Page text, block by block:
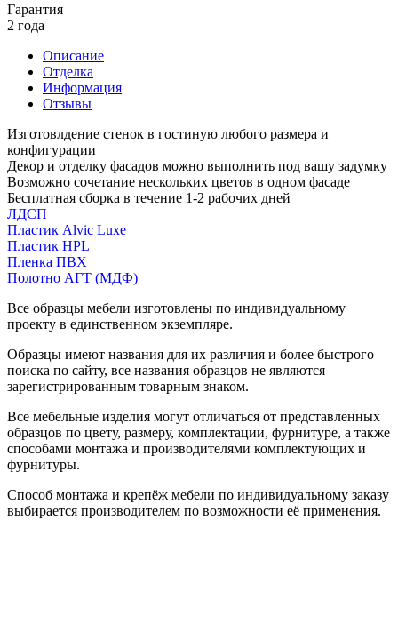
Гарантия
2 года
Описание
Отделка
Информация
Отзывы
Изготовлдение стенок в гостиную любого размера и
конфигурации
Декор и отделку фасадов можно выполнить под вашу задумку
Возможно сочетание нескольких цветов в одном фасаде
Бесплатная сборка в течение 1-2 рабочих дней
ЛДСП
Пластик Alvic Luxe
Пластик HPL
Пленка ПВХ
Полотно АГТ (МДФ)
Все образцы мебели изготовлены по индивидуальному
проекту в единственном экземпляре.
Образцы имеют названия для их различия и более быстрого
поиска по сайту, все названия образцов не являются
зарегистрированным товарным знаком.
Все мебельные изделия могут отличаться от представленных
образцов по цвету, размеру, комплектации, фурнитуре, а также
способами монтажа и производителями комплектующих и
фурнитуры.
Способ монтажа и крепёж мебели по индивидуальному заказу
выбирается производителем по возможности её применения.